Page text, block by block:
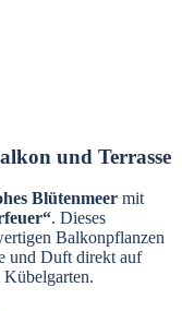
und Terrasse
Blütenmeer mit
. Dieses
Balkonpflanzen
und Duft direkt auf